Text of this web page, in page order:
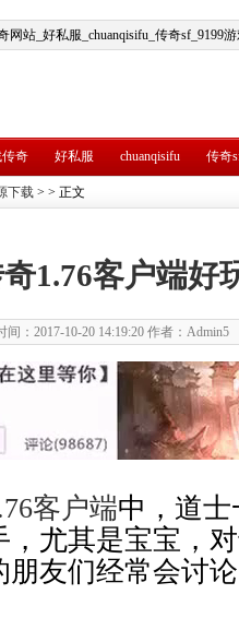
网站_好私服_chuanqisifu_传奇sf_9199
奇 好私服 chuanqisifu 传奇
下载 > > 正文
1.76客户端好
间：2017-10-20 14:19:20 作者：Admin5
客户端中，道
，尤其是宝宝，
朋友们经常会讨